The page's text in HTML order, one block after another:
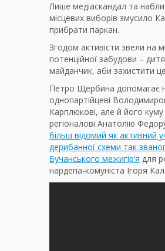
Лише медіаскандал та
місцевих виборів змусило
прибрати паркан.
Згодом активісти звели на
потенційної забудови –
майданчик, аби захистити
Петро Щербина допомагає
однопартійцеві
Карплюкові, але й його куму
регіоналові Анатолію
більш відомий як активний
дерибанної схеми так
Бучанського межигір’я для
нардепа-комуніста Ігоря